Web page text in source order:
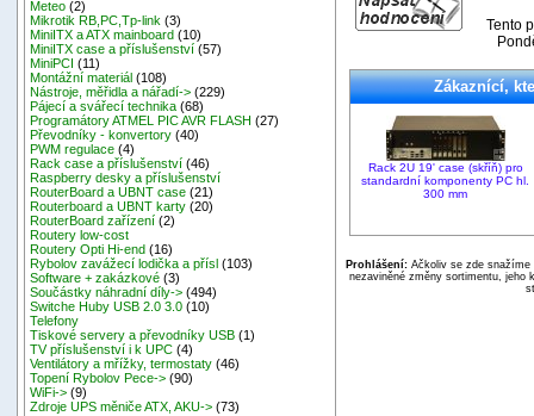
Meteo (2)
Mikrotik RB,PC,Tp-link (3)
MiniITX a ATX mainboard (10)
MiniITX case a příslušenství (57)
MiniPCI (11)
Montážní materiál (108)
Nástroje, měřidla a nářadí-> (229)
Pájecí a svářecí technika (68)
Programátory ATMEL PIC AVR FLASH (27)
Převodníky - konvertory (40)
PWM regulace (4)
Rack case a příslušenství (46)
Raspberry desky a příslušenství
RouterBoard a UBNT case (21)
Routerboard a UBNT karty (20)
RouterBoard zařízení (2)
Routery low-cost
Routery Opti Hi-end (16)
Rybolov zavážecí lodička a přísl (103)
Software + zakázkové (3)
Součástky náhradní díly-> (494)
Switche Huby USB 2.0 3.0 (10)
Telefony
Tiskové servery a převodníky USB (1)
TV příslušenství i k UPC (4)
Ventilátory a mřížky, termostaty (46)
Topení Rybolov Pece-> (90)
WiFi-> (9)
Zdroje UPS měniče ATX, AKU-> (73)
Tento
Zákaznící,
Rack 2U 19' case (skříň) pro
standardní komponenty PC hl.
300 mm
Prohlášení:Ačkoliv se zde snažíme
nezaviněné změny sortimentu, jeho